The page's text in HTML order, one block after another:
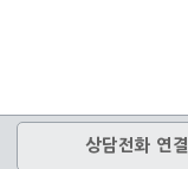
상담전화 연결